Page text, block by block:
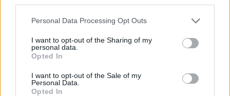
Personal Data Processing Opt Outs
I want to opt-out of the Sharing of my
personal data.
Opted In
I want to opt-out of the Sale of my
Personal Data.
Opted In
România pe Primul Loc (Ponta)
Altul
Arhiva sondajelor